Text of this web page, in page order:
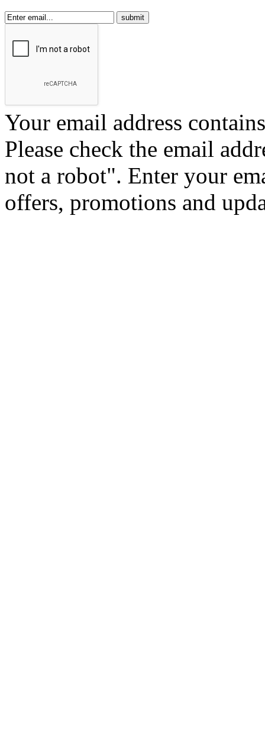
Your email address
Please check the email
not a robot". Enter your
offers, promotions and